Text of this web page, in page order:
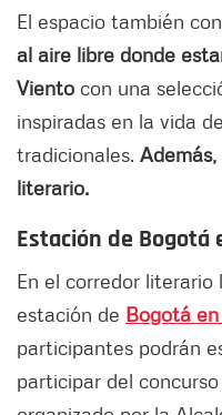
El espacio también
al aire libre donde
Viento con una
inspiradas en la vida
tradicionales.
literario.
Estación de Bogotá
En el corredor literario
estación de Bogotá
participantes podrán
participar del